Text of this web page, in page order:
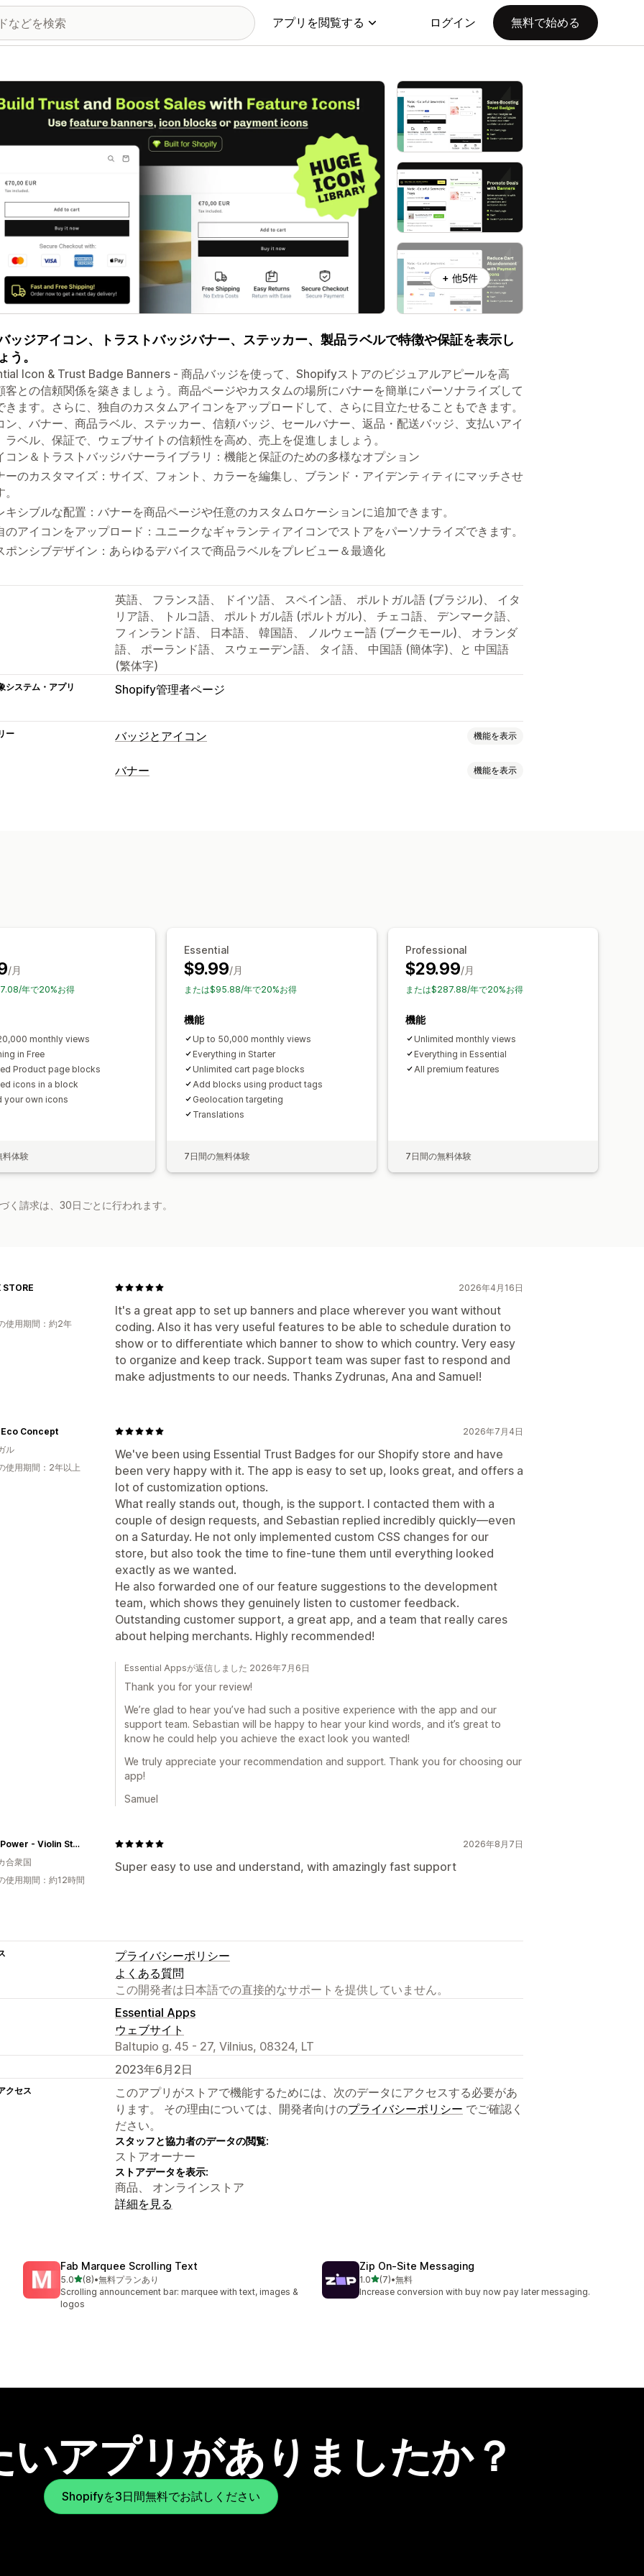
アプリを閲覧する ログイン 無料で始める
画像ギャラリー
+ 他5件
ッジアイコン、トラストバッジバナー、ステッカー、製品ラベルで特徴や保証を表示し
う。
Icon & Trust Badge Banners - 商品バッジを使って、Shopifyストアのビジュアルアピールを高
客との信頼関係を築きましょう。商品ページやカスタムの場所にバナーを簡単にパーソナライズして
きます。さらに、独自のカスタムアイコンをアップロードして、さらに目立たせることもできます。
ン、バナー、商品ラベル、ステッカー、信頼バッジ、セールバナー、返品・配送バッジ、支払いアイ
ラベル、保証で、ウェブサイトの信頼性を高め、売上を促進しましょう。
コン＆トラストバッジバナーライブラリ：機能と保証のための多様なオプション
ーのカスタマイズ：サイズ、フォント、カラーを編集し、ブランド・アイデンティティにマッチさせ
キシブルな配置：バナーを商品ページや任意のカスタムロケーションに追加できます。
のアイコンをアップロード：ユニークなギャランティアイコンでストアをパーソナライズできます。
ポンシブデザイン：あらゆるデバイスで商品ラベルをプレビュー＆最適化
英語、 フランス語、 ドイツ語、 スペイン語、 ポルトガル語 (ブラジル)、 イタ
リア語、 トルコ語、 ポルトガル語 (ポルトガル)、 チェコ語、 デンマーク語、
フィンランド語、 日本語、 韓国語、 ノルウェー語 (ブークモール)、 オランダ
語、 ポーランド語、 スウェーデン語、 タイ語、 中国語 (簡体字)、と 中国語
(繁体字)
システム・アプリ Shopify管理者ページ
ー バッジとアイコン 機能を表示
アイコンタイプ
コレクションページ フッター ヒーローセクション ホームページ
ランディングページ 商品ページ
バナー 機能を表示
パフォーマンス追跡
リアルタイム分析
/月
年で20%お得
monthly views
in Free
Product page blocks
icons in a block
your own icons
料体験
Essential
$9.99/月
または$95.88/年で20%お得
機能
Up to 50,000 monthly views
Everything in Starter
Unlimited cart page blocks
Add blocks using product tags
Geolocation targeting
Translations
7日間の無料体験
Professional
$29.99/月
または$287.88/年で20%お得
機能
Unlimited monthly views
Everything in Essential
All premium features
7日間の無料体験
く請求は、30日ごとに行われます。
2026年4月16日
It's a great app to set up banners and place wherever you want without
coding. Also it has very useful features to be able to schedule duration to
show or to differentiate which banner to show to which country. Very easy
to organize and keep track. Support team was super fast to respond and
make adjustments to our needs. Thanks Zydrunas, Ana and Samuel!
STORE
使用期間：約2年
2026年7月4日
We've been using Essential Trust Badges for our Shopify store and have
been very happy with it. The app is easy to set up, looks great, and offers a
lot of customization options.
What really stands out, though, is the support. I contacted them with a
couple of design requests, and Sebastian replied incredibly quickly—even
on a Saturday. He not only implemented custom CSS changes for our
store, but also took the time to fine-tune them until everything looked
exactly as we wanted.
He also forwarded one of our feature suggestions to the development
team, which shows they genuinely listen to customer feedback.
Outstanding customer support, a great app, and a team that really cares
about helping merchants. Highly recommended!
Concept
ル
使用期間：2年以上
Essential Appsが返信しました 2026年7月6日
Thank you for your review!
We’re glad to hear you’ve had such a positive experience with the app and our
support team. Sebastian will be happy to hear your kind words, and it’s great to
know he could help you achieve the exact look you wanted!
We truly appreciate your recommendation and support. Thank you for choosing our
app!
Samuel
2026年8月7日
Super easy to use and understand, with amazingly fast support
String Power - Violin Store
合衆国
使用期間：約12時間
プライバシーポリシー
よくある質問
この開発者は日本語での直接的なサポートを提供していません。
Essential Apps
ウェブサイト
Baltupio g. 45 - 27, Vilnius, 08324, LT
2023年6月2日
クセス
このアプリがストアで機能するためには、次のデータにアクセスする必要があ
ります。 その理由については、開発者向けのプライバシーポリシー でご確認く
ださい。
スタッフと協力者のデータの閲覧:
ストアオーナー
ストアデータを表示:
商品、 オンラインストア
詳細を見る
Fab Marquee Scrolling Text
5.05つ星中
(8)
合計レビュー数：8件
•無料プランあり
Scrolling announcement bar: marquee with text, images &
logos
Zip On‑Site Messaging
1.05つ星中
(7)
合計レビュー数：7件
•無料
Increase conversion with buy now pay later messaging.
アプリがありましたか？
Shopifyを3日間無料でお試しください